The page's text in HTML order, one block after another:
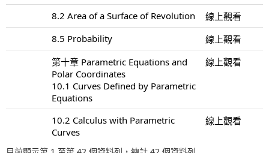
8.2 Area of a Surface of Revolution
線上觀看
8.5 Probability
線上觀看
第十章 Parametric Equations and
Polar Coordinates
10.1 Curves Defined by Parametric
Equations
線上觀看
10.2 Calculus with Parametric
Curves
線上觀看